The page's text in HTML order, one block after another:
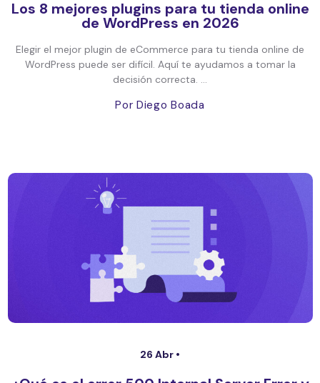
Los 8 mejores plugins para tu tienda online
de WordPress en 2026
Elegir el mejor plugin de eCommerce para tu tienda online de
WordPress puede ser difícil. Aquí te ayudamos a tomar la
decisión correcta. ...
Por Diego Boada
26 Abr •